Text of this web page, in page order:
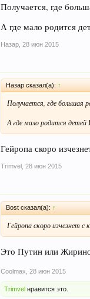
Получается, где
А где мало родится
Назар 28 июн 2015
Назар сказал(а): ↑
Получается, где
А где мало родится
Гейропа скоро
Trimvel 28 июн 2015
Bost сказал(а): ↑
Гейропа скоро изчезнет
Это Путин или
Coolmax 28 июн 2015
Trimvel нравится это.